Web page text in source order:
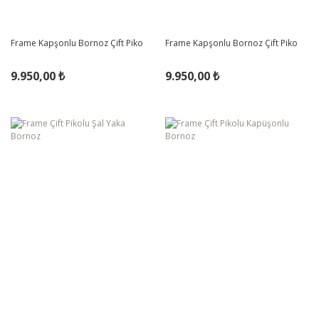
Frame Kapşonlu Bornoz Çift Piko
9.950,00 ₺
Frame Kapşonlu Bornoz Çift Piko
9.950,00 ₺